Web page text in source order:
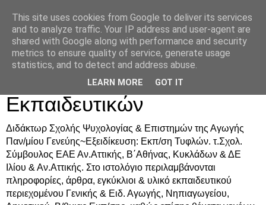
Δρ. Ράνια Χιουρέα-
Συμβουλευτική &
Υποστήριξη Γονέων &
Εκπαιδευτικών
Διδάκτωρ Σχολής Ψυχολογίας & Επιστημών της Αγωγής
Παν/μίου Γενεύης~Εξειδίκευση: Εκπ/ση Τυφλών. τ.Σχολ.
Σύμβουλος ΕΑΕ Αν.Αττικής, Β΄Αθήνας, Κυκλάδων & ΔΕ
Ιλίου & Αν.Αττικής. Στο ιστολόγιο περιλαμβάνονται
πληροφορίες, άρθρα, εγκύκλιοι & υλικό εκπαιδευτικού
περιεχομένου Γενικής & Ειδ. Αγωγής, Νηπιαγωγείου,
This site uses cookies from Google to deliver its services
and to analyze traffic. Your IP address and user-agent are
shared with Google along with performance and security
metrics to ensure quality of service, generate usage
statistics, and to detect and address abuse.
LEARN MORE GOT IT